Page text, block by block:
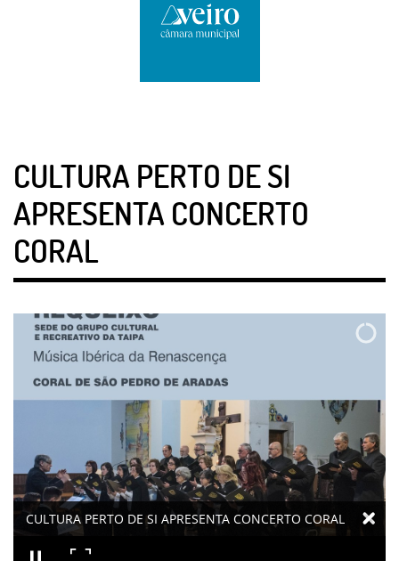
CULTURA PERTO DE SI
APRESENTA CONCERTO
CORAL
CULTURA PERTO DE SI APRESENTA CONCERTO CORAL